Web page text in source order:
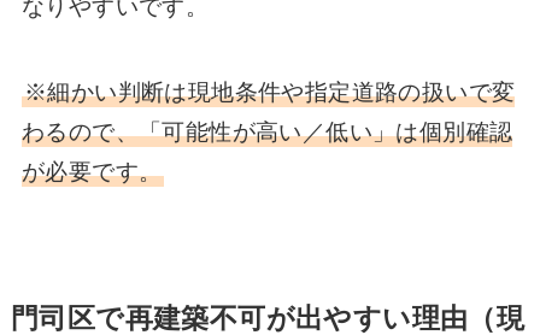
なりやすいです。
※細かい判断は現地条件や指定道路の扱いで変
わるので、「可能性が高い／低い」は個別確認
が必要です。
門司区で再建築不可が出やすい理由（現